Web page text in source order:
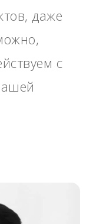
даже
с